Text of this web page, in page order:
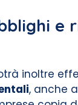
e
inoltre
, anche